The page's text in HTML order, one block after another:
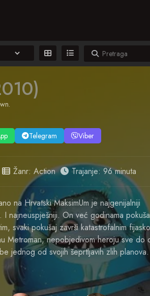
Telegram Viber
Žanr: Action Trajanje: 96 minuta
na Hrvatski MaksimUm je najgenijalniji
najneuspješniji. On već godinama
svaki pokušaj završi katastrofalnim
Metroman, nepobjedivom heroju sve do
jednog od svojih šeprtljavih zlih